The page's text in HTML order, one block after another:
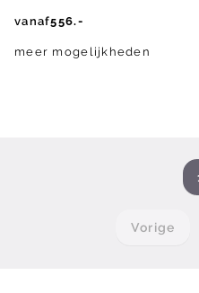
vanaf556.-
meer mogelijkheden
Vorige